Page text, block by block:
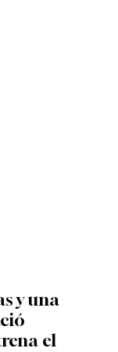
y una
el